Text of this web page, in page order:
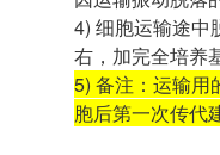
4) 细胞运输途中
右，加完全培养
5) 备注：运输用
胞后第一次传代